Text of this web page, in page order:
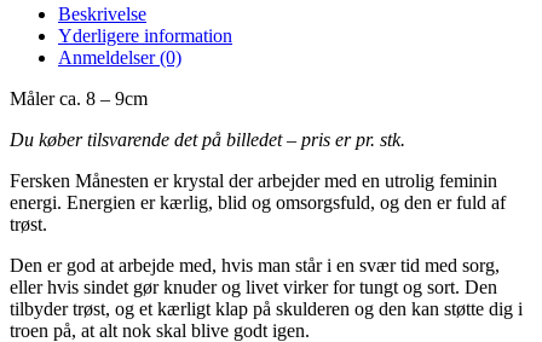
Beskrivelse
Yderligere information
Anmeldelser (0)
Måler ca. 8 – 9cm
Du køber tilsvarende det på billedet – pris er pr. stk.
Fersken Månesten er krystal der arbejder med en utrolig feminin
energi. Energien er kærlig, blid og omsorgsfuld, og den er fuld af
trøst.
Den er god at arbejde med, hvis man står i en svær tid med sorg,
eller hvis sindet gør knuder og livet virker for tungt og sort. Den
tilbyder trøst, og et kærligt klap på skulderen og den kan støtte dig i
troen på, at alt nok skal blive godt igen.